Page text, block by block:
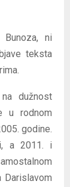
ni
teksta
dužnost
u rodnom
godine.
a 2011. i
Darislavom